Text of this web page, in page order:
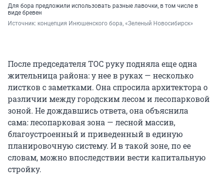
Для бора предложили использовать разные лавочки, в том числе в
виде бревен
Источник: концепция Инюшенского бора, «Зеленый Новосибирск»
После председателя ТОС руку подняла еще одна
жительница района: у нее в руках — несколько
листков с заметками. Она спросила архитектора о
различии между городским лесом и лесопарковой
зоной. Не дождавшись ответа, она объяснила
сама: лесопарковая зона — лесной массив,
благоустроенный и приведенный в единую
планировочную систему. И в такой зоне, по ее
словам, можно впоследствии вести капитальную
стройку.